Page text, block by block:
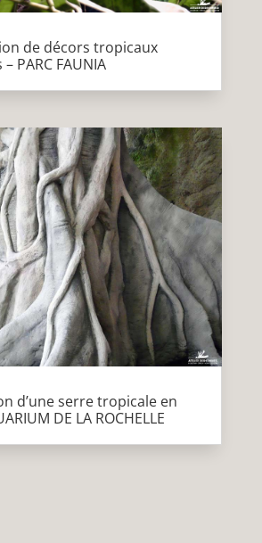
de décors tropicaux
PARC FAUNIA
d’une serre tropicale en
DE LA ROCHELLE